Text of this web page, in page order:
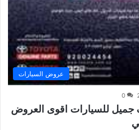
عروض السيارات
0
للسيارات اقوى العروض